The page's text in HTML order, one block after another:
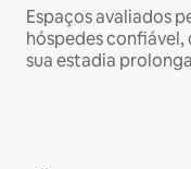
Espaços avaliados
hóspedes
sua estadia